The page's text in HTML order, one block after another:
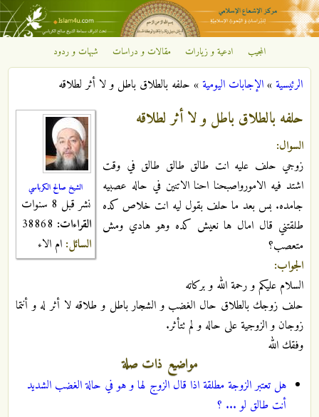
تجاوز إلى المحتوى الرئيسي
مركز
الإشعاع
الإسلامي
المجيب ادعية و زيارات مقالات و دراسات شبهات و ردود
أنت هنا
الرئيسية»الإجابات اليومية» حلفه بالطلاق باطل و لا أثر لطلاقه
الشيخ صالح الكرباسي
نشر قبل 8 سنوات
القراءات:
السائل: ام الاء
حلفه بالطلاق باطل و لا أثر لطلاقه
السوال:
زوجي حلف عليه انت طالق طالق طالق في وقت
اشتد فيه الامورواصبحنا احنا الاتنين في حاله عصبيه
جامده. بس بعد ما حلف بقول ليه انت خلاص كده
طلقتني قال امال ها نعيش كده وهو هادي ومش
متعصب؟
الجواب:
السلام عليكم و رحمة الله و بركاته
حلف زوجك بالطلاق حال الغضب و الشجار باطل و طلاقه لا أثر له و أنتما
زوجان و الزوجية على حاله و لم تتأثر.
وفقك الله
مواضيع ذات صلة
هل تعتبر الزوجة مطلقة اذا قال الزوج لها و هو في حالة الغضب الشديد
أنت طالق لو ... ؟